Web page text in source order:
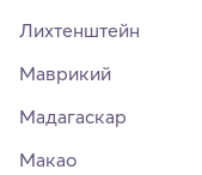
Лихтенштейн
Маврикий
Мадагаскар
Макао